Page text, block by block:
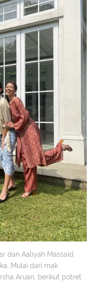
dan Aaliyah Massaid
Mulai dari mak
Aruan, berikut potret